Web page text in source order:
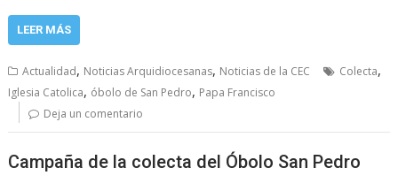
LEER MÁS
Actualidad, Noticias Arquidiocesanas, Noticias de la CEC Colecta,
Iglesia Catolica, óbolo de San Pedro, Papa Francisco
Deja un comentario
Campaña de la colecta del Óbolo San Pedro